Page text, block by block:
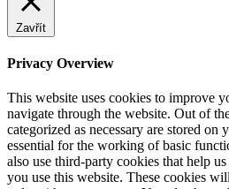
Zavřít
Privacy Overview
This website uses cookies to improve
navigate through the website. Out of
categorized as necessary are stored on
essential for the working of basic
also use third-party cookies that help
you use this website. These cookies